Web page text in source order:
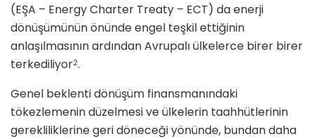
(EŞA – Energy Charter Treaty – ECT) da enerji
dönüşümünün önünde engel teşkil ettiğinin
anlaşılmasının ardından Avrupalı ülkelerce birer birer
terkediliyor2.
Genel beklenti dönüşüm finansmanındaki
tökezlemenin düzelmesi ve ülkelerin taahhütlerinin
gerekliliklerine geri döneceği yönünde, bundan daha